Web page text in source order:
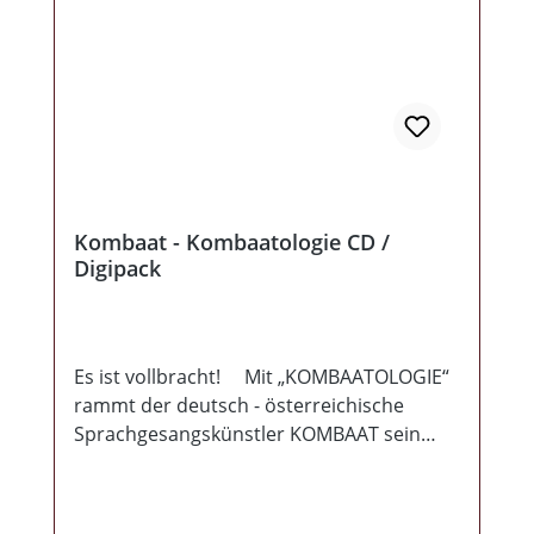
Kombaat - Kombaatologie CD /
Digipack
Es ist vollbracht! Mit „KOMBAATOLOGIE“
rammt der deutsch - österreichische
Sprachgesangskünstler KOMBAAT sein